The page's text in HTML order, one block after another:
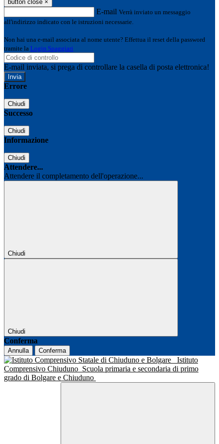
button close ×
E-mail Verrà inviato un messaggio
all'indirizzo indicato con le istruzioni necessarie.
Non hai una e-mail associata al nome utente? Effettua il reset della password
tramite la Login Spaggiari
E-mail inviata, si prega di controllare la casella di posta elettronica!
Errore
Chiudi
Successo
Chiudi
Informazione
Chiudi
Attendere...
Attendere il completamento dell'operazione...
Chiudi
Chiudi
Conferma
Annulla Conferma
Istituto
Comprensivo Chiuduno Scuola primaria e secondaria di primo
grado di Bolgare e Chiuduno